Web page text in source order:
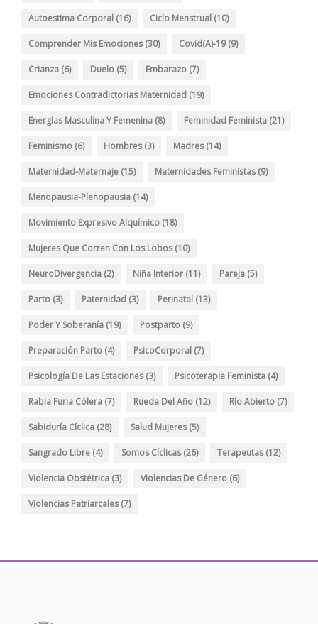
Autoestima Corporal (16) Ciclo Menstrual (10)
Comprender Mis Emociones(30) Covid(A)-19(9)
Crianza (6) Duelo (5) Embarazo (7)
Emociones Contradictorias Maternidad (19)
Energías Masculina Y Femenina (8) Feminidad Feminista (21)
Feminismo (6) Hombres(3) Madres(14)
Maternidad-Maternaje (15) Maternidades Feministas(9)
Menopausia-Plenopausia (14)
Movimiento Expresivo Alquímico (18)
Mujeres Que Corren Con Los Lobos(10)
NeuroDivergencia (2) Niña Interior (11) Pareja (5)
Parto (3) Paternidad (3) Perinatal (13)
Poder Y Soberanía (19) Postparto (9)
Preparación Parto (4) PsicoCorporal (7)
Psicología De Las Estaciones(3) Psicoterapia Feminista (4)
Rabia Furia Cólera (7) Rueda Del Año (12) Río Abierto (7)
Sabiduría Cíclica (28) Salud Mujeres(5)
Sangrado Libre (4) Somos Cíclicas(26) Terapeutas(12)
Violencia Obstétrica (3) Violencias De Género (6)
Violencias Patriarcales(7)